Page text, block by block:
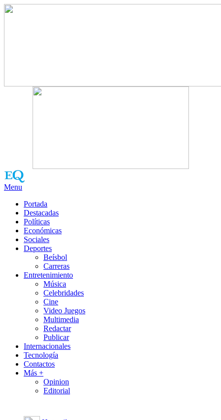
Menu
Portada
Destacadas
Políticas
Económicas
Sociales
Deportes
Beísbol
Carreras
Entretenimiento
Música
Celebridades
Cine
Video Juegos
Multimedia
Redactar
Publicar
Internacionales
Tecnología
Contactos
Más +
Opinion
Editorial